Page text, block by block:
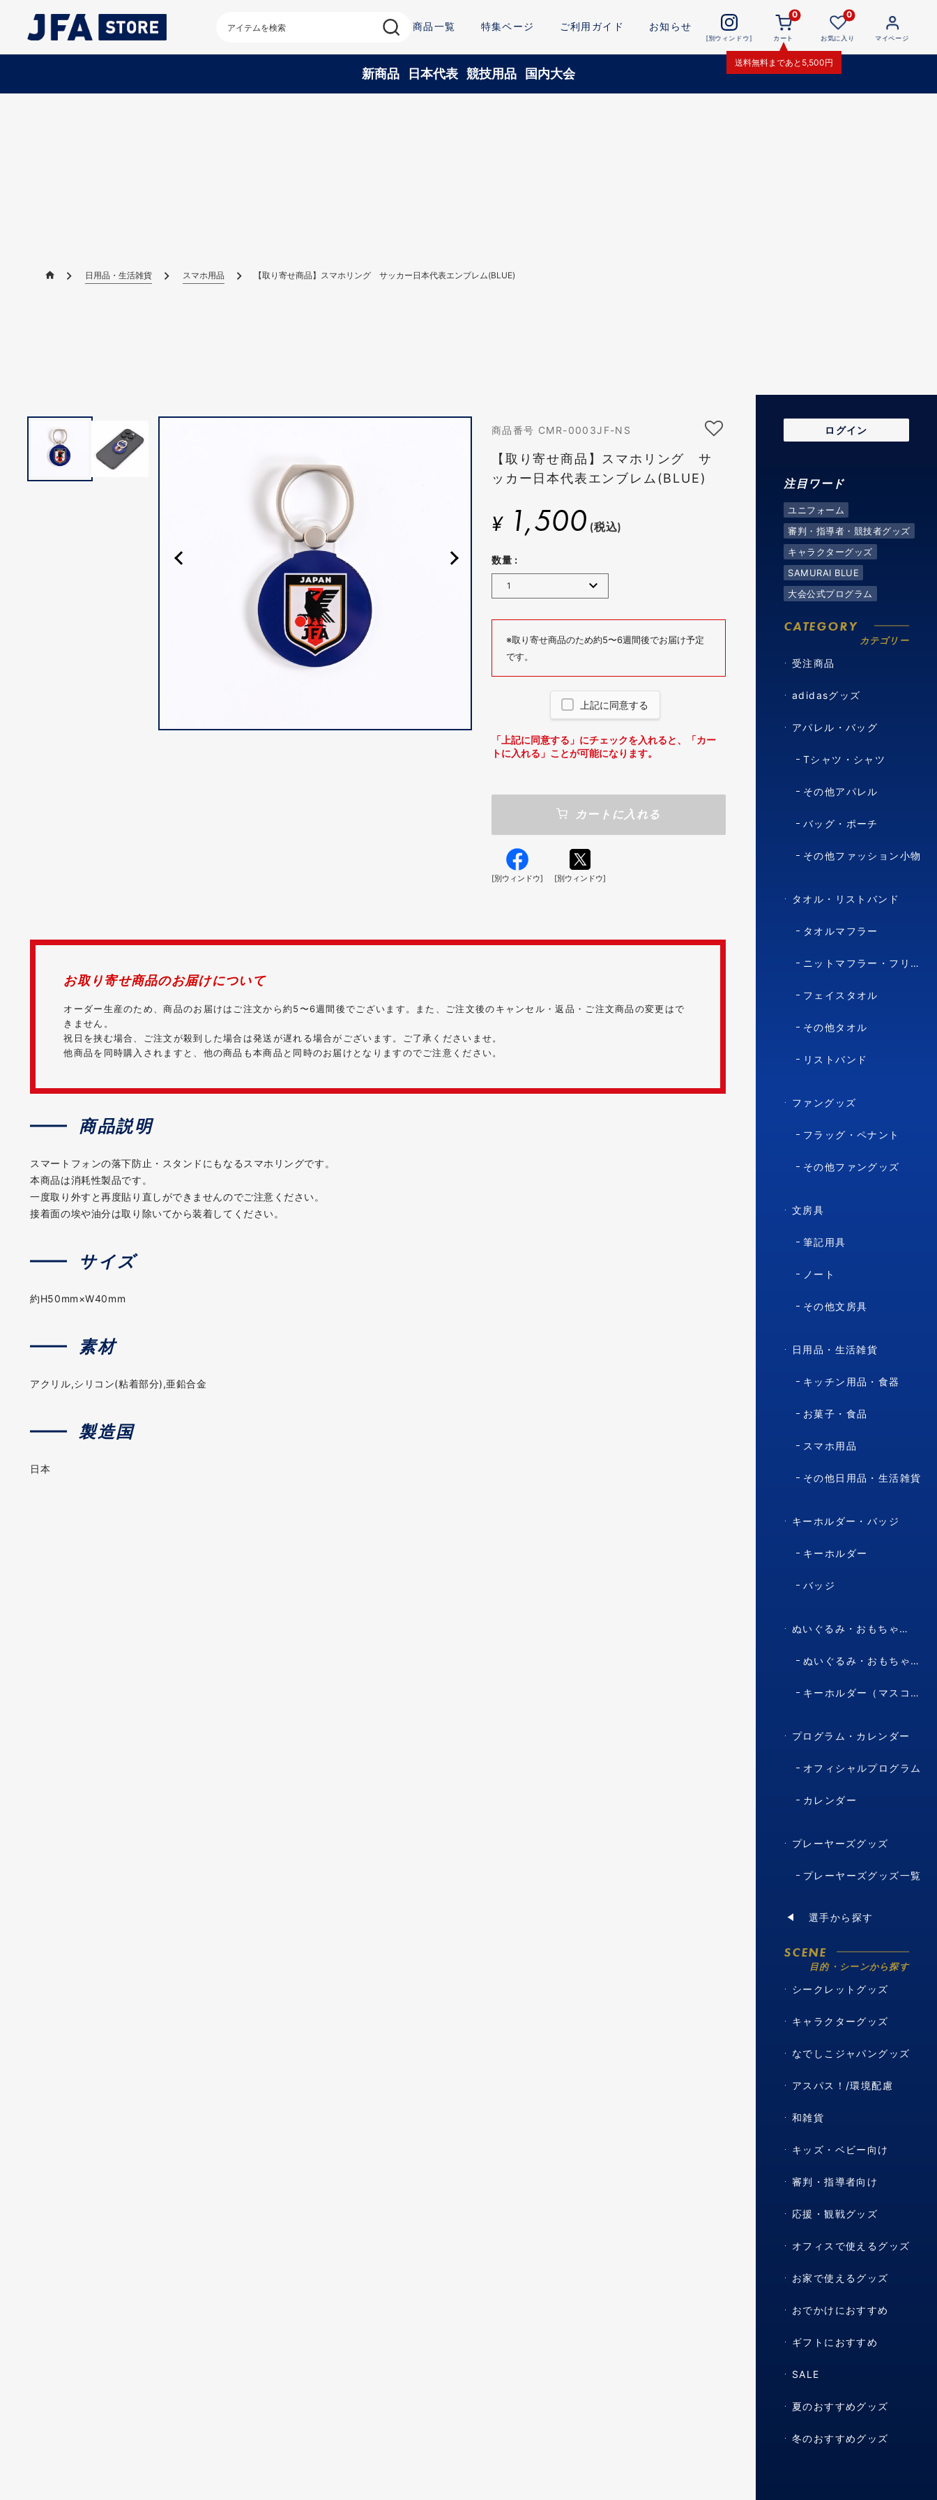
商品一覧 特集ページ ご利用ガイド お知らせ
[別ウィンドウ]
0
カート
送料無料まであと 5,500円
0
お気に入り マイページ
新商品 日本代表 競技用品 国内大会
日用品・生活雑貨 スマホ用品 【取り寄せ商品】スマホリング サッカー日本代表エンブレム(BLUE)
商品番号 CMR-0003JF-NS
【取り寄せ商品】スマホリング サ
ッカー日本代表エンブレム(BLUE)
¥ 1,500 (税込)
数量 :
※取り寄せ商品のため約5〜6週間後でお届け予定
です。
上記に同意する
「上記に同意する」にチェックを入れると、「カー
トに入れる」ことが可能になります。
カートに入れる
[別ウィンドウ] [別ウィンドウ]
お取り寄せ商品のお届けについて
オーダー生産のため、商品のお届けはご注文から約5〜6週間後でございます。また、ご注文後のキャンセル・返品・ご注文商品の変更はで
きません。
祝日を挟む場合、ご注文が殺到した場合は発送が遅れる場合がございます。ご了承くださいませ。
他商品を同時購入されますと、他の商品も本商品と同時のお届けとなりますのでご注意ください。
商品説明
スマートフォンの落下防止・スタンドにもなるスマホリングです。
本商品は消耗性製品です。
一度取り外すと再度貼り直しができませんのでご注意ください。
接着面の埃や油分は取り除いてから装着してください。
サイズ
約H50mm×W40mm
素材
アクリル,シリコン(粘着部分),亜鉛合金
製造国
日本
ログイン
注目ワード
ユニフォーム
審判・指導者・競技者グッズ
キャラクターグッズ
SAMURAI BLUE
大会公式プログラム
CATEGORY
カテゴリー
受注商品
adidasグッズ
アパレル・バッグ
Tシャツ・シャツ
その他アパレル
バッグ・ポーチ
その他ファッション小物
タオル・リストバンド
タオルマフラー
ニットマフラー・フリースマフラー
フェイスタオル
その他タオル
リストバンド
ファングッズ
フラッグ・ペナント
その他ファングッズ
文房具
筆記用具
ノート
その他文房具
日用品・生活雑貨
キッチン用品・食器
お菓子・食品
スマホ用品
その他日用品・生活雑貨
キーホルダー・バッジ
キーホルダー
バッジ
ぬいぐるみ・おもちゃ・マスコット・キャラクター
ぬいぐるみ・おもちゃ（マスコット・キャラクター）
キーホルダー（マスコット・キャラクター）
プログラム・カレンダー
オフィシャルプログラム
カレンダー
プレーヤーズグッズ
プレーヤーズグッズ一覧
選手から探す
SCENE
目的・シーンから探す
シークレットグッズ
キャラクターグッズ
なでしこジャパングッズ
アスパス！/環境配慮
和雑貨
キッズ・ベビー向け
審判・指導者向け
応援・観戦グッズ
オフィスで使えるグッズ
お家で使えるグッズ
おでかけにおすすめ
ギフトにおすすめ
SALE
夏のおすすめグッズ
冬のおすすめグッズ